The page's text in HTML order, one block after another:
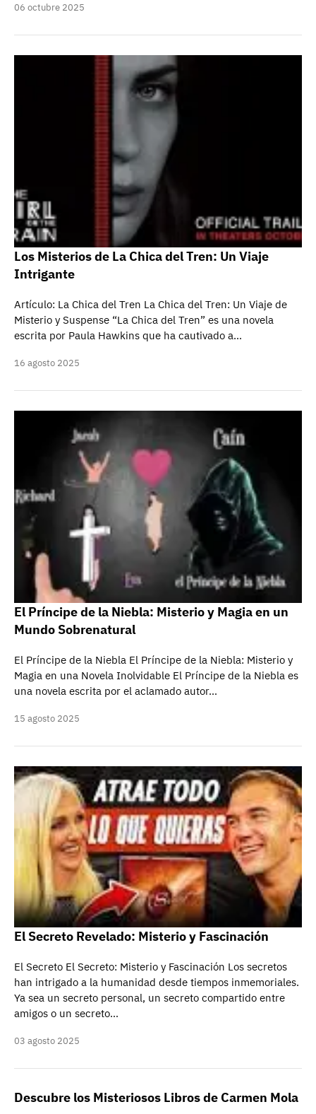
06 octubre 2025
Los Misterios de La Chica del Tren: Un Viaje
Intrigante
Artículo: La Chica del Tren La Chica del Tren: Un Viaje de
Misterio y Suspense “La Chica del Tren” es una novela
escrita por Paula Hawkins que ha cautivado a…
16 agosto 2025
El Príncipe de la Niebla: Misterio y Magia en un
Mundo Sobrenatural
El Príncipe de la Niebla El Príncipe de la Niebla: Misterio y
Magia en una Novela Inolvidable El Príncipe de la Niebla es
una novela escrita por el aclamado autor…
15 agosto 2025
El Secreto Revelado: Misterio y Fascinación
El Secreto El Secreto: Misterio y Fascinación Los secretos
han intrigado a la humanidad desde tiempos inmemoriales.
Ya sea un secreto personal, un secreto compartido entre
amigos o un secreto…
03 agosto 2025
Descubre los Misteriosos Libros de Carmen Mola